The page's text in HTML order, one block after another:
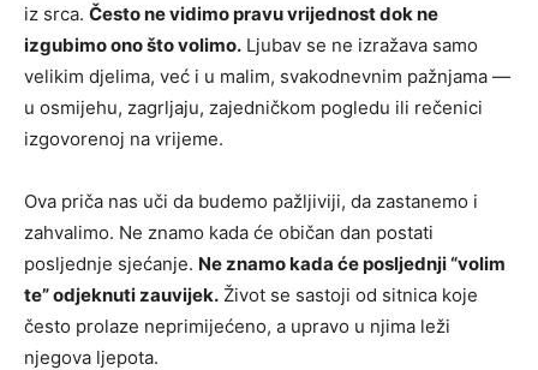
iz srca. Često ne vidimo pravu vrijednost dok ne
izgubimo ono što volimo. Ljubav se ne izražava samo
velikim djelima, već i u malim, svakodnevnim pažnjama —
u osmijehu, zagrljaju, zajedničkom pogledu ili rečenici
izgovorenoj na vrijeme.
Ova priča nas uči da budemo pažljiviji, da zastanemo i
zahvalimo. Ne znamo kada će običan dan postati
posljednje sjećanje. Ne znamo kada će posljednji “volim
te” odjeknuti zauvijek. Život se sastoji od sitnica koje
često prolaze neprimijećeno, a upravo u njima leži
njegova ljepota.